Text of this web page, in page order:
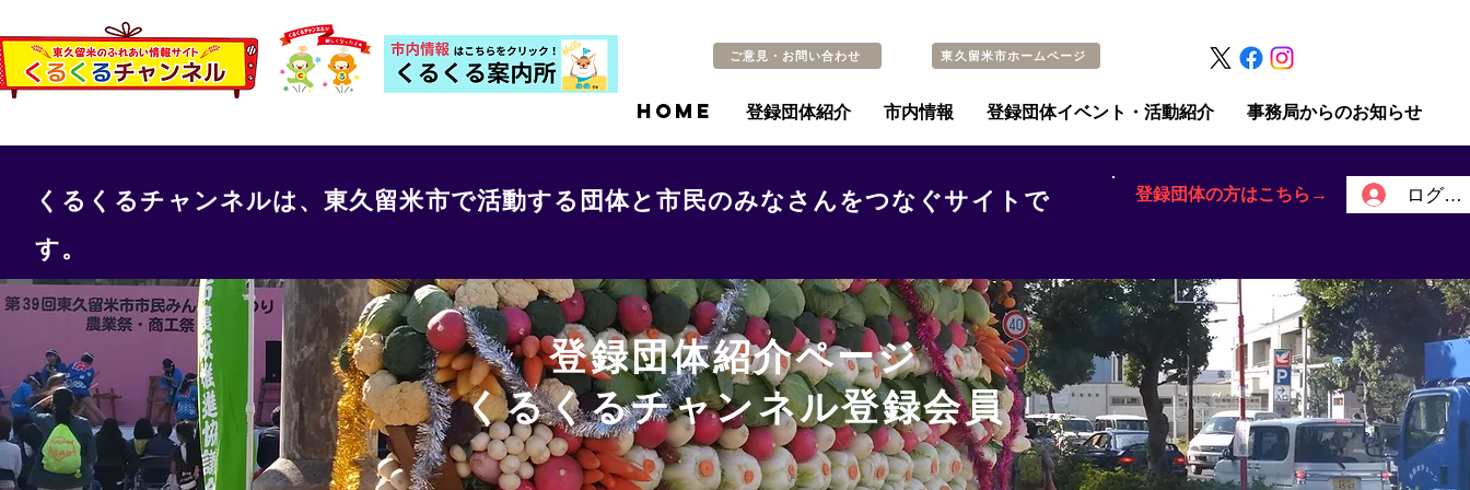
ご意見・お問い合わせ 東久留米市ホームページ
HOME 登録団体紹介 市内情報 登録団体イベント・活動紹介 事務局からのお知らせ
くるくるチャンネルは、東久留米市で活動する団体と市民のみなさんをつなぐサイトで
す。
登録団体の方はこちら→ ログイ
登録団体紹介ページ
​くるくるチャンネル登録会員